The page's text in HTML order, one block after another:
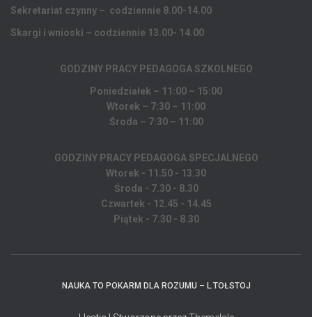
Sekretariat czynny – codziennie 8.00-14.00
Skargi i wnioski – codziennie 13.00- 14.00
GODZINY PRACY PEDAGOGA SZKOLNEGO
Poniedziałek – 11:00 – 15:00
Wtorek – 7:30 – 11:00
Środa – 7:30 – 11:00
GODZINY PRACY PEDAGOGA SPECJALNEGO
Wtorek - 11.50 - 13.30
Środa - 7.30 - 8.30
Czwartek - 12.45 - 14.45
Piątek - 7.30 - 8.30
NAUKA TO POKARM DLA ROZUMU – L.TOŁSTOJ